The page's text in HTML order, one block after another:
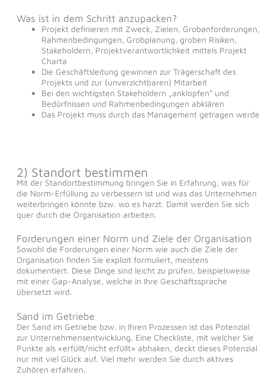
Was ist in dem Schritt anzupacken?
Projekt definieren mit Zweck, Zielen, Grobanforderungen,
Rahmenbedingungen, Grobplanung, groben Risiken,
Stakeholdern, Projektverantwortlichkeit mittels Projekt
Charta
Die Geschäftsleitung gewinnen zur Trägerschaft des
Projekts und zur (unverzichtbaren) Mitarbeit
Bei den wichtigsten Stakeholdern „anklopfen“ und
Bedürfnissen und Rahmenbedingungen abklären
Das Projekt muss durch das Management getragen werde
2) Standort bestimmen
Mit der Standortbestimmung bringen Sie in Erfahrung, was für
die Norm-Erfüllung zu verbessern ist und was das Unternehmen
weiterbringen könnte bzw. wo es harzt. Damit werden Sie sich
quer durch die Organisation arbeiten.
Forderungen einer Norm und Ziele der Organisation
Sowohl die Forderungen einer Norm wie auch die Ziele der
Organisation finden Sie explizit formuliert, meistens
dokumentiert. Diese Dinge sind leicht zu prüfen, beispielsweise
mit einer Gap-Analyse, welche in Ihre Geschäftssprache
übersetzt wird.
Sand im Getriebe
Der Sand im Getriebe bzw. in Ihren Prozessen ist das Potenzial
zur Unternehmensentwicklung. Eine Checkliste, mit welcher Sie
Punkte als «erfüllt/nicht erfüllt» abhaken, deckt dieses Potenzial
nur mit viel Glück auf. Viel mehr werden Sie durch aktives
Zuhören erfahren.